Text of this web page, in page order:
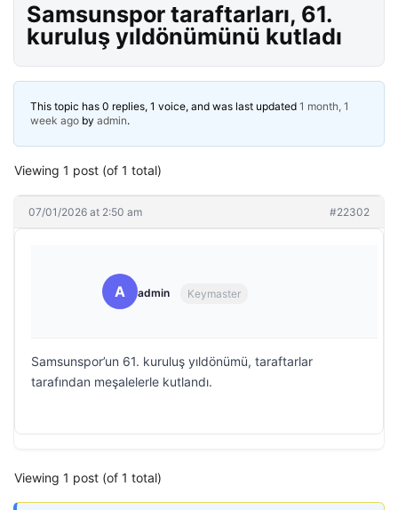
Samsunspor taraftarları, 61.
kuruluş yıldönümünü kutladı
This topic has 0 replies, 1 voice, and was last updated 1 month, 1
week ago by admin.
Viewing 1 post (of 1 total)
07/01/2026 at 2:50 am #22302
A admin Keymaster
Samsunspor’un 61. kuruluş yıldönümü, taraftarlar
tarafından meşalelerle kutlandı.
Viewing 1 post (of 1 total)